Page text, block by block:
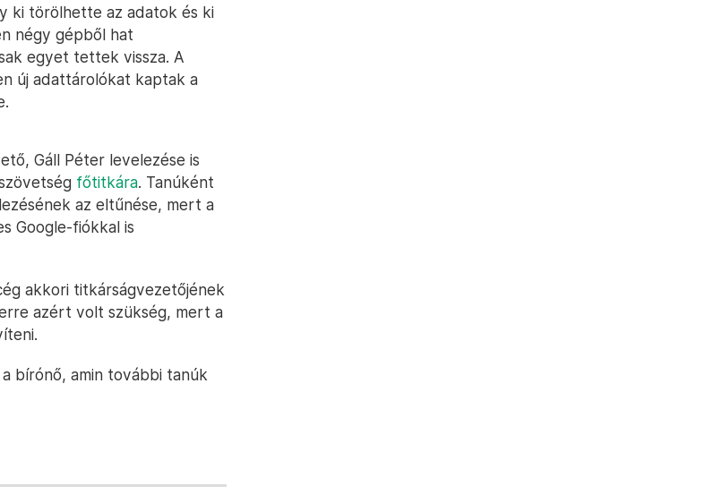
ki törölhette az adatok és ki
négy gépből hat
egyet tettek vissza. A
új adattárolókat kaptak a
Gáll Péter levelezése is
főtitkára. Tanúként
az eltűnése, mert a
Google-fiókkal is
akkori titkárságvezetőjének
azért volt szükség, mert a
bírónő, amin további tanúk